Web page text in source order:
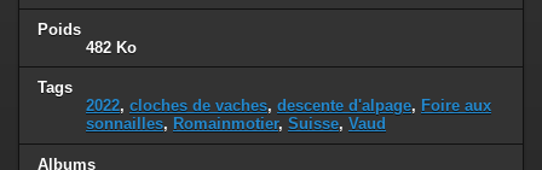
Poids
482 Ko
Tags
2022, cloches de vaches, descente d'alpage, Foire aux
sonnailles, Romainmotier, Suisse, Vaud
Albums